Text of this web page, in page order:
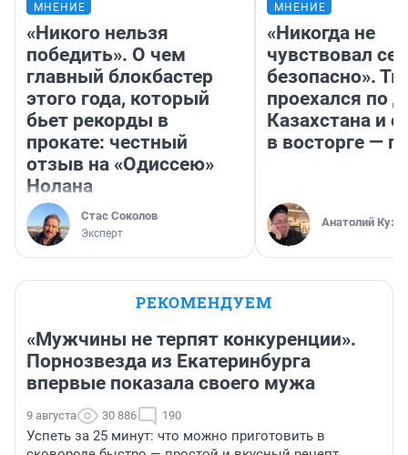
МНЕНИЕ
«Никого нельзя
победить». О чем
главный блокбастер
этого года, который
бьет рекорды в
прокате: честный
отзыв на «Одиссею»
Нолана
Стас Соколов
Эксперт
МНЕНИЕ
«Никогда не
чувствовал
безопасно».
проехался по
Казахстана и
в восторге —
Анатолий
РЕКОМЕНДУЕМ
«Мужчины не терпят конкуренции».
Порнозвезда из Екатеринбурга
впервые показала своего мужа
9 августа 30 886 190
Успеть за 25 минут: что можно приготовить в